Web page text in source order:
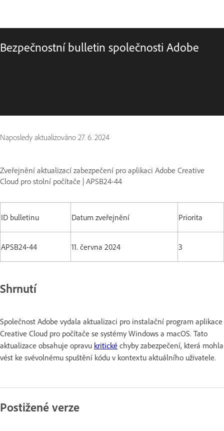
Bezpečnostní bulletin společnosti Adobe
Naposledy aktualizováno 27. 6. 2024
Zveřejnění aktualizací zabezpečení pro aplikaci Adobe Creative
Cloud pro stolní počítače | APSB24-44
ID bulletinu Datum zveřejnění Priorita
APSB24-44 11. června 2024 3
Shrnutí
Společnost Adobe vydala aktualizaci pro instalační program aplikace
Creative Cloud pro počítače se systémy Windows a macOS. Tato
aktualizace obsahuje opravu kritické chyby zabezpečení, která mohla
vést ke svévolnému spuštění kódu v kontextu aktuálního uživatele.
Postižené verze